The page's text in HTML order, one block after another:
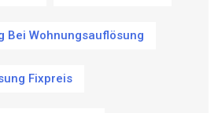
Bei Wohnungsauflösung
Fixpreis